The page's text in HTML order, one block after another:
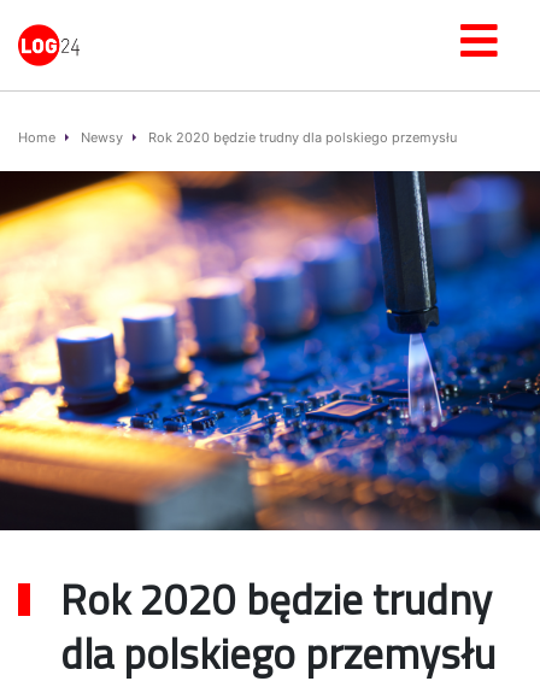
Home Newsy Rok 2020 będzie trudny dla polskiego przemysłu
Rok 2020 będzie trudny
dla polskiego przemysłu